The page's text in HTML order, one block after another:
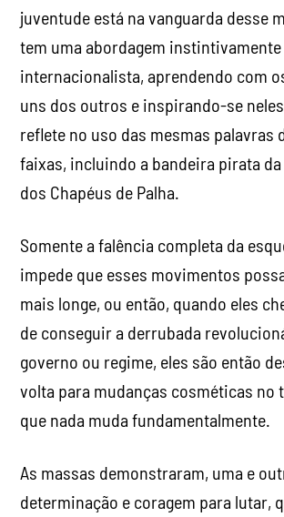
juventude está na vanguarda desse
tem uma abordagem instintivamente
internacionalista, aprendendo com
uns dos outros e inspirando-se
reflete no uso das mesmas palavras
faixas, incluindo a bandeira pirata
dos Chapéus de Palha.
Somente a falência completa da
impede que esses movimentos
mais longe, ou então, quando eles
de conseguir a derrubada
governo ou regime, eles são então
volta para mudanças cosméticas no
que nada muda fundamentalmente.
As massas demonstraram, uma e
determinação e coragem para lutar,